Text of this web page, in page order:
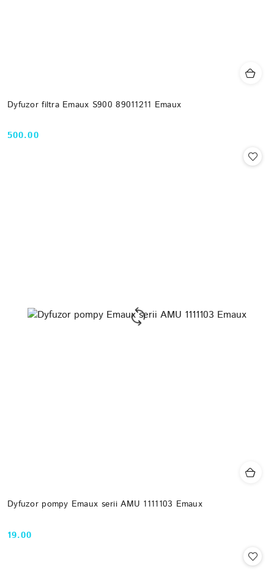
Dyfuzor filtra Emaux S900 89011211 Emaux
Cena:
500.00
Dyfuzor pompy Emaux serii AMU 1111103 Emaux
Cena:
19.00